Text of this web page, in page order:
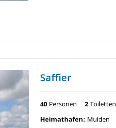
Saffier
40 Personen 2 Toiletten
Heimathafen: Muiden